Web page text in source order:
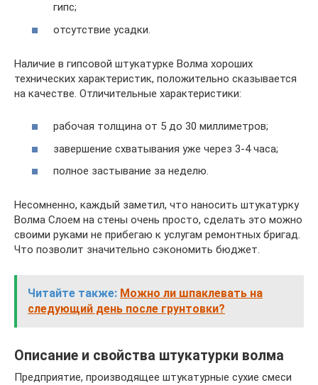
гипс;
отсутствие усадки.
Наличие в гипсовой штукатурке Волма хороших
технических характеристик, положительно сказывается
на качестве. Отличительные характеристики:
рабочая толщина от 5 до 30 миллиметров;
завершение схватывания уже через 3-4 часа;
полное застывание за неделю.
Несомненно, каждый заметил, что наносить штукатурку
Волма Слоем на стены очень просто, сделать это можно
своими руками не прибегаю к услугам ремонтных бригад.
Что позволит значительно сэкономить бюджет.
Читайте также: Можно ли шпаклевать на
следующий день после грунтовки?
Описание и свойства штукатурки волма
Предприятие, производящее штукатурные сухие смеси